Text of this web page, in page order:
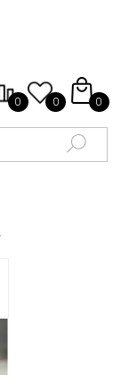
0 0 0